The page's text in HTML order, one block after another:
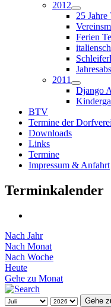
2012
25
Ferien
2011
Django
BTV
Termine der
Downloads
Links
Termine
Impressum & Anfahrt
Terminkalender
Nach Jahr
Nach Monat
Nach Woche
Heute
Gehe zu Monat
Gehe